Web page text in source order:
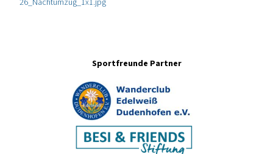
Sportfreunde Partner